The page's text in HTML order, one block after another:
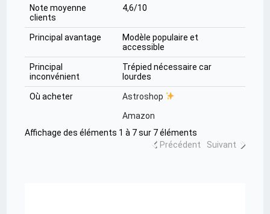
Note moyenne
clients
4,6/10
Principal avantage
Modèle populaire et
accessible
Principal
inconvénient
Trépied nécessaire car
lourdes
Où acheter
Astroshop
Amazon
Affichage des éléments 1 à 7 sur 7 éléments
Précédent
Suivant